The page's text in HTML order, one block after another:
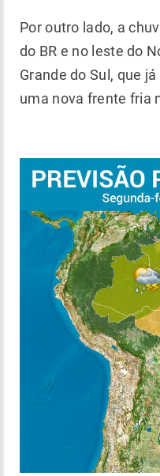
Por outro lado, a
do BR e no leste do
Grande do Sul, que
uma nova frente fria